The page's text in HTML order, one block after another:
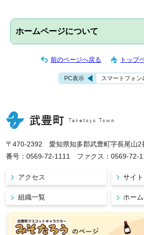
ホームページについて
前のページへ戻る トップ
PC表示 スマートフォン
〒470-2392 愛知県知多郡武豊町字長尾山2
番号：0569-72-1111 ファクス：0569-72-
アクセス サイ
組織一覧 ホー